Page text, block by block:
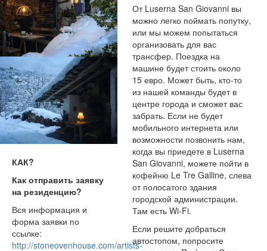
КАК?
Как отправить заявку
на резиденцию?
Вся информация и
форма заявки по
ссылке:
http://stoneovenhouse.com/artists-
От Luserna San Giovanni вы
можно легко поймать попутку,
или мы можем попытаться
организовать для вас
трансфер. Поездка на
машине будет стоить около
15 евро. Может быть, кто-то
из нашей команды будет в
центре города и сможет вас
забрать. Если не будет
мобильного интернета или
возможности позвонить нам,
когда вы приедете в Luserna
San Giovanni, можете пойти в
кофейню Le Tre Galline, слева
от полосатого здания
городской администрации.
Там есть Wi-Fi.
Если решите добраться
автостопом, попросите